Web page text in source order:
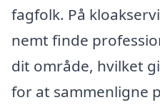
fagfolk. På
nemt finde
dit område, hvilket
for at sammenligne